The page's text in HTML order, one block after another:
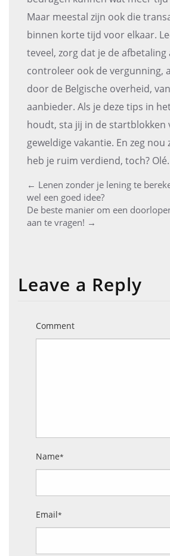
Maar meestal zijn ook die
binnen korte tijd voor elkaar.
teveel, zorg dat je de afbetaling
controleer ook de vergunning,
door de Belgische overheid,
aanbieder. Als je deze tips in
houdt, sta jij in de startblokken
geweldige vakantie. En zeg nou
heb je ruim verdiend, toch? Olé.
Post
navigation
← Lenen zonder je lening te
wel een goed idee?
De beste manier om een
aan te vragen! →
Leave a Reply
Comment
Name*
Email*